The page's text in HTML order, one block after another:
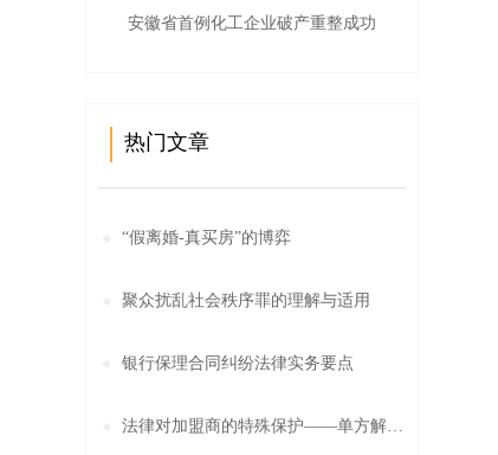
安徽省首例化工企业破产重整成功
热门文章
“假离婚-真买房”的博弈
聚众扰乱社会秩序罪的理解与适用
银行保理合同纠纷法律实务要点
法律对加盟商的特殊保护——单方解除权